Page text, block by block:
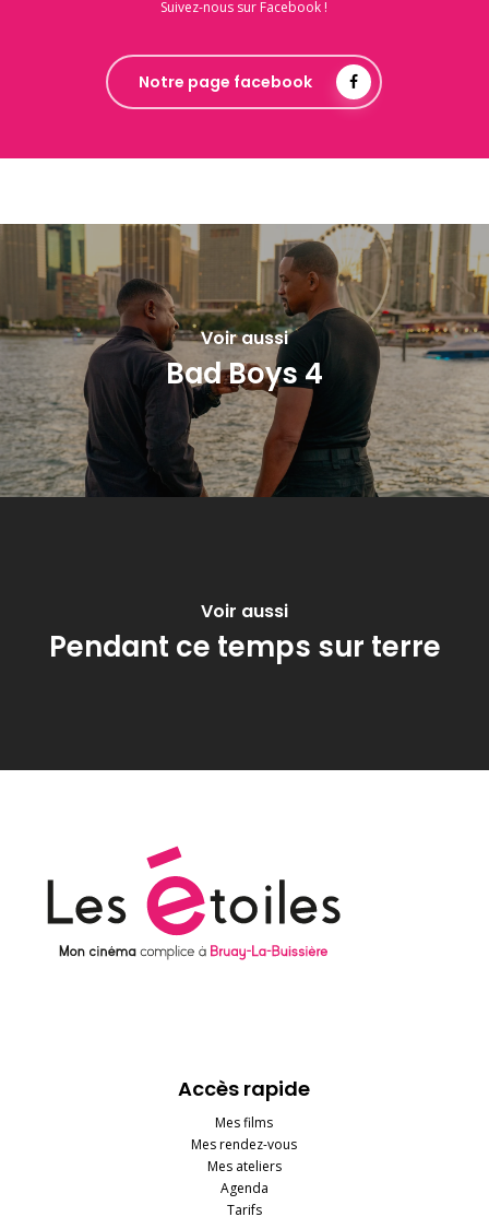
Suivez-nous sur Facebook !
Notre page facebook
Voir aussi
Bad Boys 4
Voir aussi
Pendant ce temps sur terre
Accès rapide
Mes films
Mes rendez-vous
Mes ateliers
Agenda
Tarifs